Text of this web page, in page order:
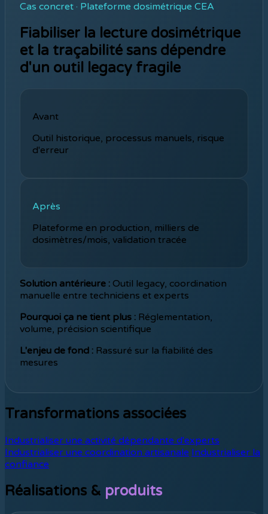
Cas concret · Plateforme dosimétrique CEA
Fiabiliser la lecture dosimétrique
et la traçabilité sans dépendre
d'un outil legacy fragile
Avant
Outil historique, processus manuels, risque
d'erreur
Après
Plateforme en production, milliers de
dosimètres/mois, validation tracée
Solution antérieure : Outil legacy, coordination
manuelle entre techniciens et experts
Pourquoi ça ne tient plus : Réglementation,
volume, précision scientifique
L'enjeu de fond : Rassuré sur la fiabilité des
mesures
Transformations associées
Industrialiser une activité dépendante d'experts
Industrialiser une coordination artisanale Industrialiser la
confiance
Réalisations & produits